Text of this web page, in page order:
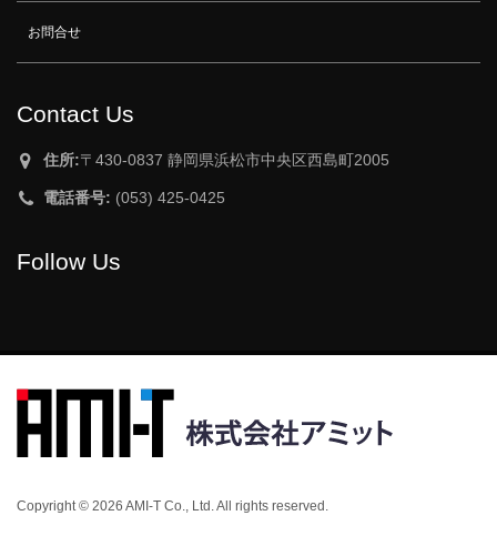
お問合せ
Contact Us
住所:〒430-0837 静岡県浜松市中央区西島町2005
電話番号: (053) 425-0425
Follow Us
Copyright © 2026 AMI-T Co., Ltd. All rights reserved.